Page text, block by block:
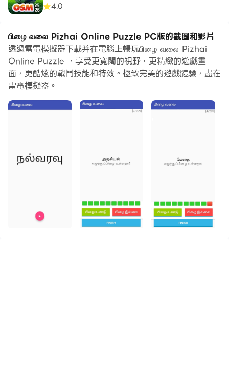
4.0
பிழை வலை Pizhai Online Puzzle PC版的截圖和影片
透過雷電模擬器下載并在電腦上暢玩பிழை வலை Pizhai
Online Puzzle ，享受更寬闊的視野，更精緻的遊戲畫
面，更酷炫的戰鬥技能和特效。極致完美的遊戲體驗，盡在
雷電模擬器。